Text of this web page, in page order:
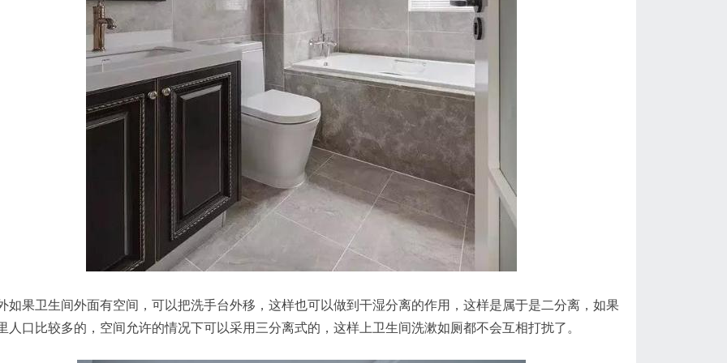
如果卫生间外面有空间，可以把洗手台外移，这样也可以做到干湿分离的作用，这样是属于是二分离，如果
人口比较多的，空间允许的情况下可以采用三分离式的，这样上卫生间洗漱如厕都不会互相打扰了。